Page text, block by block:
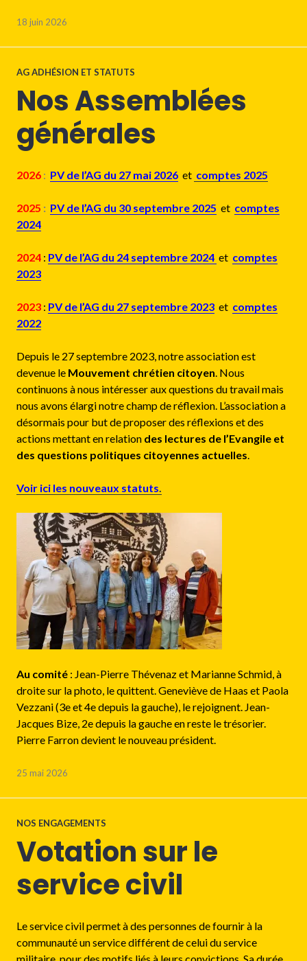
18 juin 2026
AG ADHÉSION ET STATUTS
Nos Assemblées
générales
2026 : PV de l’AG du 27 mai 2026 et comptes 2025
2025 : PV de l’AG du 30 septembre 2025 et comptes
2024
2024 : PV de l’AG du 24 septembre 2024 et comptes
2023
2023 : PV de l’AG du 27 septembre 2023 et comptes
2022
Depuis le 27 septembre 2023, notre association est
devenue le Mouvement chrétien citoyen. Nous
continuons à nous intéresser aux questions du travail mais
nous avons élargi notre champ de réflexion. L’association a
désormais pour but de proposer des réflexions et des
actions mettant en relation des lectures de l’Evangile et
des questions politiques citoyennes actuelles.
Voir ici les nouveaux statuts.
Au comité : Jean-Pierre Thévenaz et Marianne Schmid, à
droite sur la photo, le quittent. Geneviève de Haas et Paola
Vezzani (3e et 4e depuis la gauche), le rejoignent. Jean-
Jacques Bize, 2e depuis la gauche en reste le trésorier.
Pierre Farron devient le nouveau président.
25 mai 2026
NOS ENGAGEMENTS
Votation sur le
service civil
Le service civil permet à des personnes de fournir à la
communauté un service différent de celui du service